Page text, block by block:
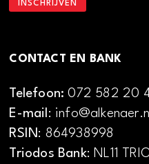
CONTACT EN BANK
Telefoon:072 582 20
E-mail:
RSIN: 864938998
Triodos Bank: NL11